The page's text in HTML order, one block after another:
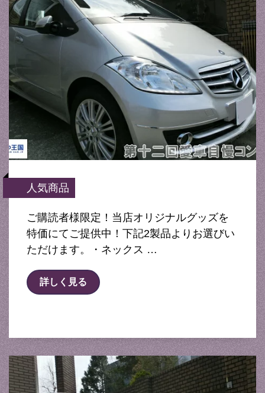
人気商品
ご購読者様限定！当店オリジナルグッズを
特価にてご提供中！下記2製品よりお選びい
ただけます。・ネックス …
詳しく見る